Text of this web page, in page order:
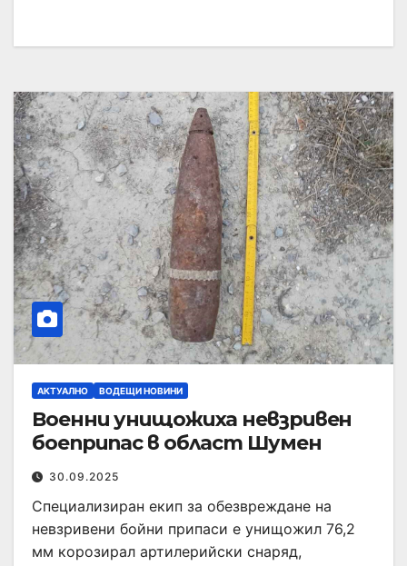
АКТУАЛНО ВОДЕЩИ НОВИНИ
Военни унищожиха невзривен
боеприпас в област Шумен
30.09.2025
Специализиран екип за обезвреждане на
невзривени бойни припаси е унищожил 76,2
мм корозирал артилерийски снаряд,